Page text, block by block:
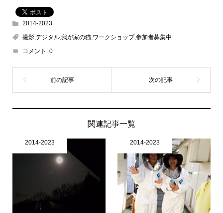
2014-2023
撮影,デジタル,我が家の猫,ワークショップ,参加者募集中
コメント: 0
関連記事一覧
2014-2023 2014-2023